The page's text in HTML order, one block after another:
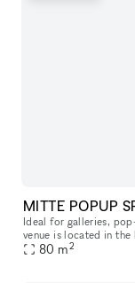
MITTE POPUP
Ideal for galleries,
venue is located in
80 m2